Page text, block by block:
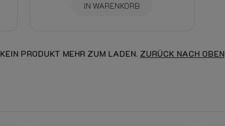
IN WARENKORB
KEIN PRODUKT MEHR ZUM LADEN. ZURÜCK NACH OBEN